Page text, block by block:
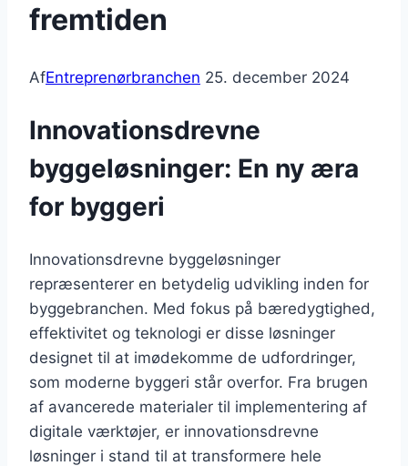
fremtiden
AfEntreprenørbranchen 25. december 2024
Innovationsdrevne
byggeløsninger: En ny æra
for byggeri
Innovationsdrevne byggeløsninger
repræsenterer en betydelig udvikling inden for
byggebranchen. Med fokus på bæredygtighed,
effektivitet og teknologi er disse løsninger
designet til at imødekomme de udfordringer,
som moderne byggeri står overfor. Fra brugen
af avancerede materialer til implementering af
digitale værktøjer, er innovationsdrevne
løsninger i stand til at transformere hele